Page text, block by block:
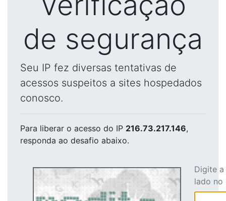
de segurança
Seu IP fez diversas tentativas de
acessos suspeitos a sites hospedados
conosco.
Para liberar o acesso do IP 216.73.217.146,
responda ao desafio abaixo.
Digite
lado no